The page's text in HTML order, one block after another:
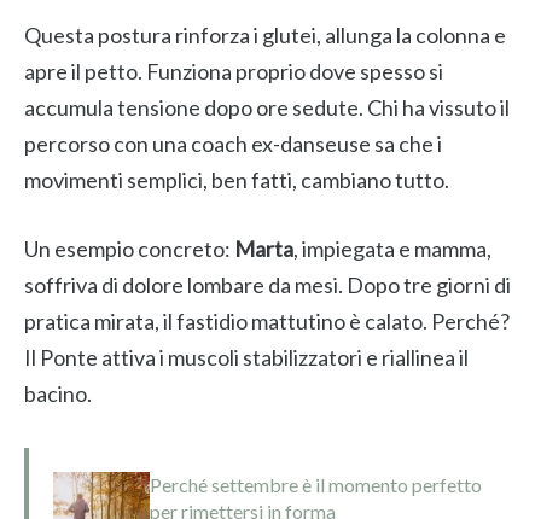
Questa postura rinforza i glutei, allunga la colonna e
apre il petto. Funziona proprio dove spesso si
accumula tensione dopo ore sedute. Chi ha vissuto il
percorso con una coach ex-danseuse sa che i
movimenti semplici, ben fatti, cambiano tutto.
Un esempio concreto: Marta, impiegata e mamma,
soffriva di dolore lombare da mesi. Dopo tre giorni di
pratica mirata, il fastidio mattutino è calato. Perché?
Il Ponte attiva i muscoli stabilizzatori e riallinea il
bacino.
Perché settembre è il momento perfetto
per rimettersi in forma